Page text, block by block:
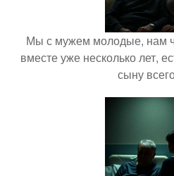
Мы с мужем молодые, нам
вместе уже несколько лет,
сыну